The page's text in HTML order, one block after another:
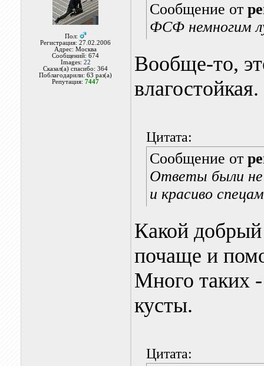
Пол:
Регистрация: 27.02.2006
Адрес: Москва
Сообщений: 674
Images: 22
Сказал(а) спасибо: 364
Поблагодарили: 63 раз(а)
Репутация:7447
Сообщение от
ФСФ немногим
Вообще-то,
влагостойкая.
Цитата:
Сообщение от
Ответы были не
и красиво
Какой
почаще и
Много таких
кусты.
Цитата: